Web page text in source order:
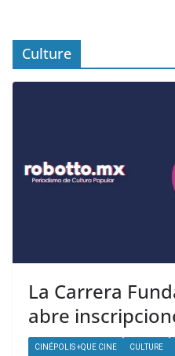
Culture
La Carrera
abre
CINÉPOLIS +QUE CINE CULTURE